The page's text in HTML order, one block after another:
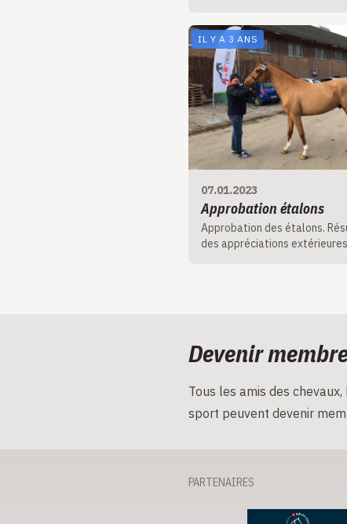
IL Y A 3 ANS
07.01.2023
Approbation étalons
Approbation des étalons.
des appréciations
Devenir
Tous les amis des
sport peuvent devenir
PARTENAIRES